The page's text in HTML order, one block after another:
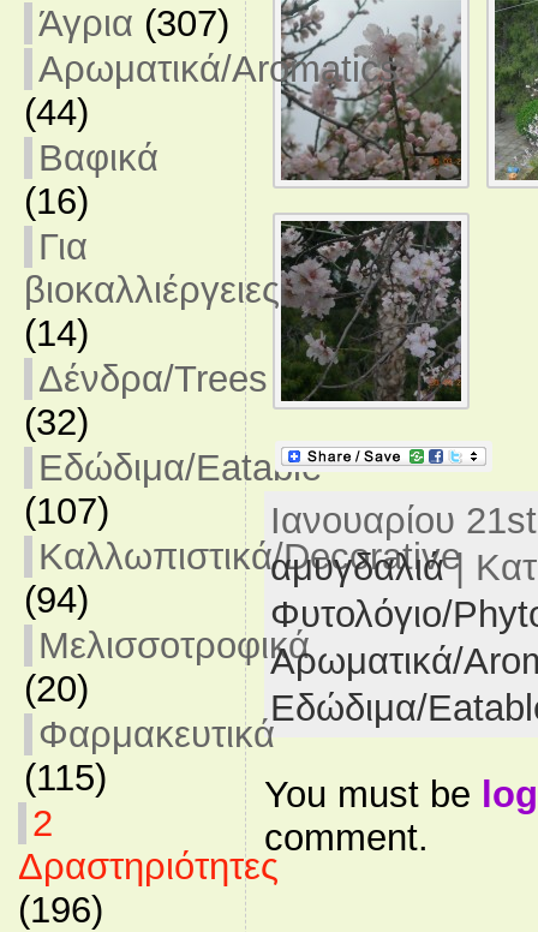
Άγρια (307)
Αρωματικά/Aromatics
(44)
Βαφικά
(16)
Για
βιοκαλλιέργειες
(14)
Δένδρα/Trees
(32)
Εδώδιμα/Eatable
(107)
Καλλωπιστικά/Decorative
(94)
Μελισσοτροφικά
(20)
Φαρμακευτικά
(115)
2
Δραστηριότητες
(196)
Ιανουαρίου
αμυγδαλιά|
Φυτολόγιο/
Αρωματικά/
Εδώδιμα/
You must be
comment.